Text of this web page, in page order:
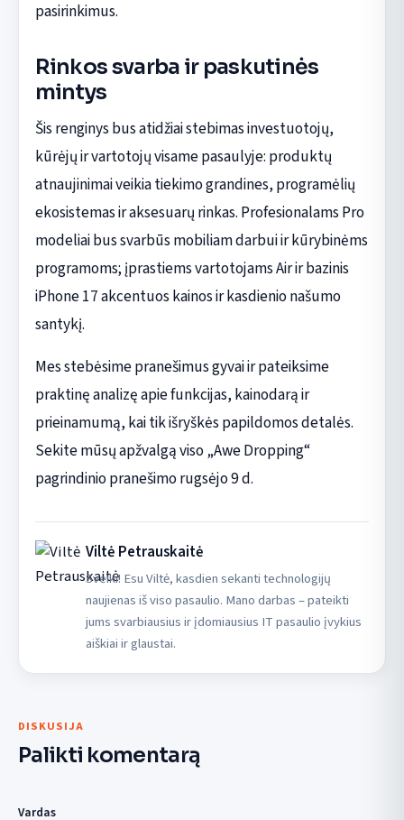
pasirinkimus.
Rinkos svarba ir paskutinės
mintys
Šis renginys bus atidžiai stebimas investuotojų,
kūrėjų ir vartotojų visame pasaulyje: produktų
atnaujinimai veikia tiekimo grandines, programėlių
ekosistemas ir aksesuarų rinkas. Profesionalams Pro
modeliai bus svarbūs mobiliam darbui ir kūrybinėms
programoms; įprastiems vartotojams Air ir bazinis
iPhone 17 akcentuos kainos ir kasdienio našumo
santykį.
Mes stebėsime pranešimus gyvai ir pateiksime
praktinę analizę apie funkcijas, kainodarą ir
prieinamumą, kai tik išryškės papildomos detalės.
Sekite mūsų apžvalgą viso „Awe Dropping“
pagrindinio pranešimo rugsėjo 9 d.
Viltė Petrauskaitė
Sveiki! Esu Viltė, kasdien sekanti technologijų
naujienas iš viso pasaulio. Mano darbas – pateikti
jums svarbiausius ir įdomiausius IT pasaulio įvykius
aiškiai ir glaustai.
DISKUSIJA
Palikti komentarą
Vardas